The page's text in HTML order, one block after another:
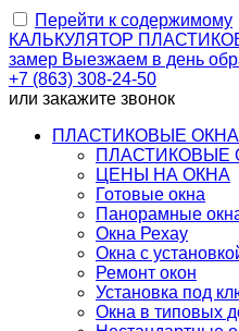
Перейти к содержимому
КАЛЬКУЛЯТОР
замер Выезжаем в день
+7 (863) 308-24-50
или закажите звонок
ПЛАСТИКОВЫЕ ОКНА
ПЛАСТИКОВЫЕ
ЦЕНЫ НА ОКНА
Готовые окна
Панорамные
Окна Рехау
Окна с
Ремонт окон
Установка под
Окна в типовых